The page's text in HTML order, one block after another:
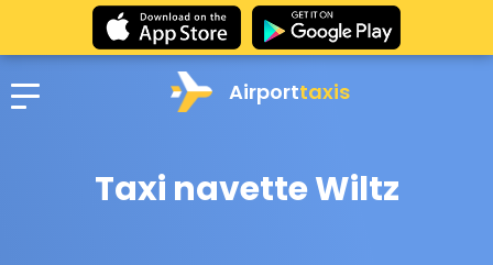
Airporttaxis
Taxi navette Wiltz